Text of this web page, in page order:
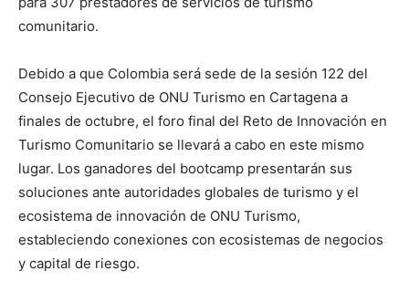
comunitario.
Debido a que Colombia será sede de la sesión 122 del
Consejo Ejecutivo de ONU Turismo en Cartagena a
finales de octubre, el foro final del Reto de Innovación en
Turismo Comunitario se llevará a cabo en este mismo
lugar. Los ganadores del bootcamp presentarán sus
soluciones ante autoridades globales de turismo y el
ecosistema de innovación de ONU Turismo,
estableciendo conexiones con ecosistemas de negocios
y capital de riesgo.